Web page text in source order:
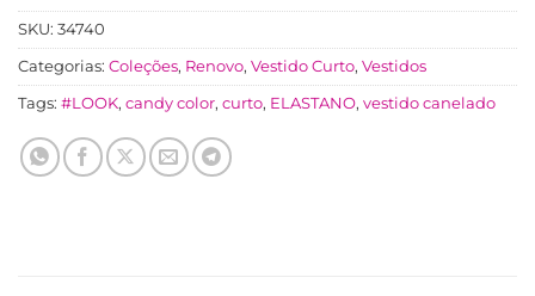
SKU: 34740
Categorias: Coleções, Renovo, Vestido Curto, Vestidos
Tags: #LOOK, candy color, curto, ELASTANO, vestido canelado